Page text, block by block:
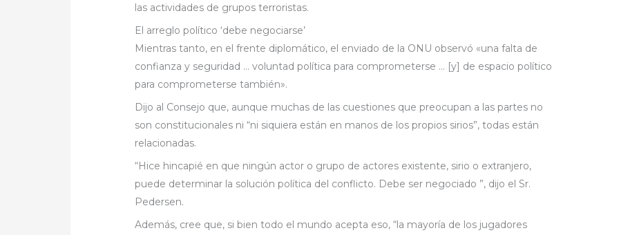
las actividades de grupos terroristas.
El arreglo político ‘debe negociarse’
Mientras tanto, en el frente diplomático, el enviado de la ONU observó «una falta de
confianza y seguridad … voluntad política para comprometerse … [y] de espacio político
para comprometerse también».
Dijo al Consejo que, aunque muchas de las cuestiones que preocupan a las partes no
son constitucionales ni “ni siquiera están en manos de los propios sirios”, todas están
relacionadas.
“Hice hincapié en que ningún actor o grupo de actores existente, sirio o extranjero,
puede determinar la solución política del conflicto. Debe ser negociado ”, dijo el Sr.
Pedersen.
Además, cree que, si bien todo el mundo acepta eso, “la mayoría de los jugadores